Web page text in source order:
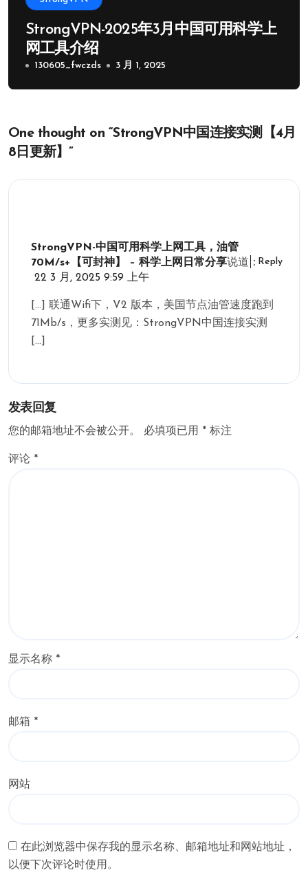
StrongVPN-2025年3月中国可用科学上
网工具介绍
130605_fwczds 3 月 1, 2025
One thought on “StrongVPN中国连接实测【4月
8日更新】”
StrongVPN-中国可用科学上网工具，油管
70M/s+【可封神】 – 科学上网日常分享说道：
22 3 月, 2025 9:59 上午
[…] 联通Wifi下，V2 版本，美国节点油管速度跑到
71Mb/s，更多实测见：StrongVPN中国连接实测
[…]
Reply
发表回复
您的邮箱地址不会被公开。 必填项已用 * 标注
评论 *
显示名称 *
邮箱 *
网站
在此浏览器中保存我的显示名称、邮箱地址和网站地址，
以便下次评论时使用。